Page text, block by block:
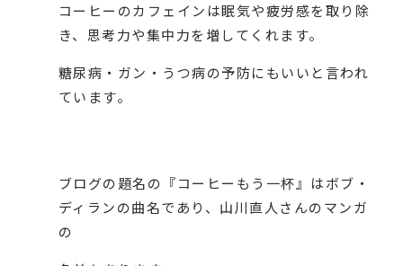
コーヒーのカフェインは眠気や疲労感を取り除
き、思考力や集中力を増してくれます。
糖尿病・ガン・うつ病の予防にもいいと言われ
ています。
ブログの題名の『コーヒーもう一杯』はボブ・
ディランの曲名であり、山川直人さんのマンガ
の